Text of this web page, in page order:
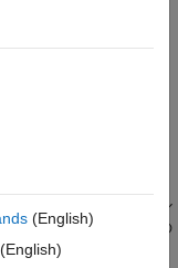
カラー入力、ベクトル
きます。また、単一の
こともできます。
(English)